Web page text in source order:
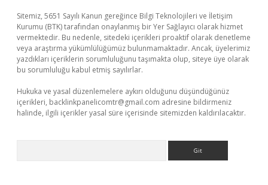
Sitemiz, 5651 Sayılı Kanun gereğince Bilgi Teknolojileri ve İletişim
Kurumu (BTK) tarafından onaylanmış bir Yer Sağlayıcı olarak hizmet
vermektedir. Bu nedenle, sitedeki içerikleri proaktif olarak denetleme
veya araştırma yükümlülüğümüz bulunmamaktadır. Ancak, üyelerimiz
yazdıkları içeriklerin sorumluluğunu taşımakta olup, siteye üye olarak
bu sorumluluğu kabul etmiş sayılırlar.
Hukuka ve yasal düzenlemelere aykırı olduğunu düşündüğünüz
içerikleri, backlinkpanelicomtr@gmail.com adresine bildirmeniz
halinde, ilgili içerikler yasal süre içerisinde sitemizden kaldırılacaktır.